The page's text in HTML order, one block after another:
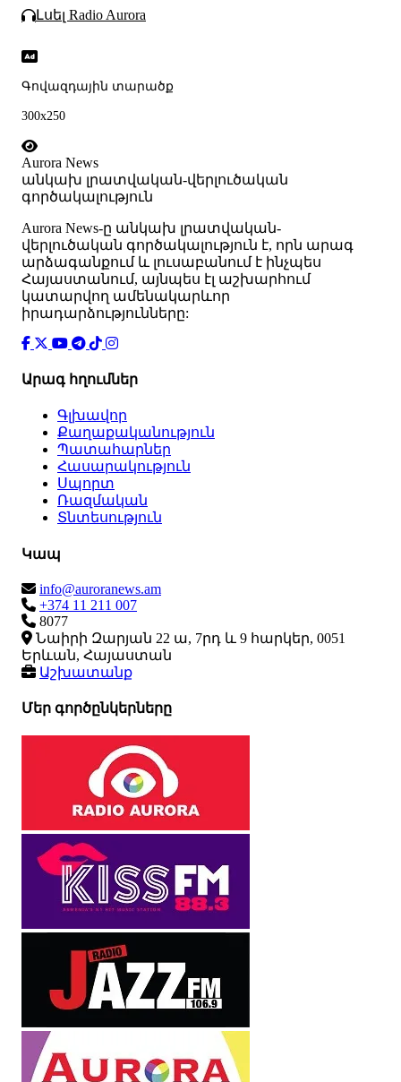
Լսել Radio Aurora
Գովազդային տարածք
300x250
Aurora News
անկախ լրատվական-վերլուծական
գործակալություն
Аurora News-ը անկախ լրատվական-
վերլուծական գործակալություն է, որն արագ
արձագանքում և լուսաբանում է ինչպես
Հայաստանում, այնպես էլ աշխարհում
կատարվող ամենակարևոր
իրադարձությունները:
Արագ հղումներ
Գլխավոր
Քաղաքականություն
Պատահարներ
Հասարակություն
Սպորտ
Ռազմական
Տնտեսություն
Կապ
info@auroranews.am
+374 11 211 007
8077
Նաիրի Զարյան 22 ա, 7րդ և 9 հարկեր, 0051
Երևան, Հայաստան
Աշխատանք
Մեր գործընկերները